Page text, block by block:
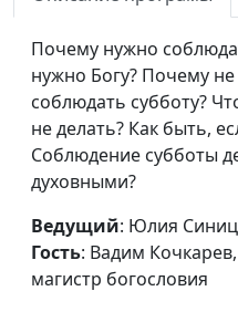
Дар языков
Вера
Почему нужно
нужно Богу? Почему
соблюдать субботу?
не делать? Как быть,
Соблюдение субботы
духовными?
Ведущий: Юлия
Гость: Вадим
магистр богословия